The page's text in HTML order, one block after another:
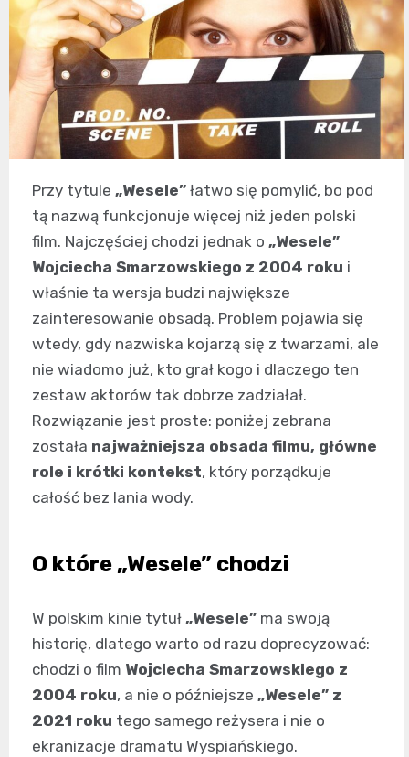
Przy tytule „Wesele” łatwo się pomylić, bo pod
tą nazwą funkcjonuje więcej niż jeden polski
film. Najczęściej chodzi jednak o „Wesele”
Wojciecha Smarzowskiego z 2004 roku i
właśnie ta wersja budzi największe
zainteresowanie obsadą. Problem pojawia się
wtedy, gdy nazwiska kojarzą się z twarzami, ale
nie wiadomo już, kto grał kogo i dlaczego ten
zestaw aktorów tak dobrze zadziałał.
Rozwiązanie jest proste: poniżej zebrana
została najważniejsza obsada filmu, główne
role i krótki kontekst, który porządkuje
całość bez lania wody.
O które „Wesele” chodzi
W polskim kinie tytuł „Wesele” ma swoją
historię, dlatego warto od razu doprecyzować:
chodzi o film Wojciecha Smarzowskiego z
2004 roku, a nie o późniejsze „Wesele” z
2021 roku tego samego reżysera i nie o
ekranizacje dramatu Wyspiańskiego.